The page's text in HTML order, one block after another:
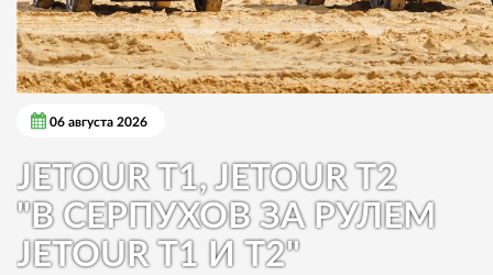
06 августа 2026
JETOUR T1, JETOUR T2
"В СЕРПУХОВ ЗА РУЛЕМ
JETOUR T1 И T2"